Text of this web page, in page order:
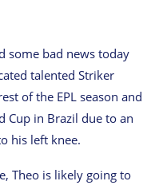
some bad news today
talented Striker
of the EPL season and
Cup in Brazil due to an
his left knee.
Theo is likely going to